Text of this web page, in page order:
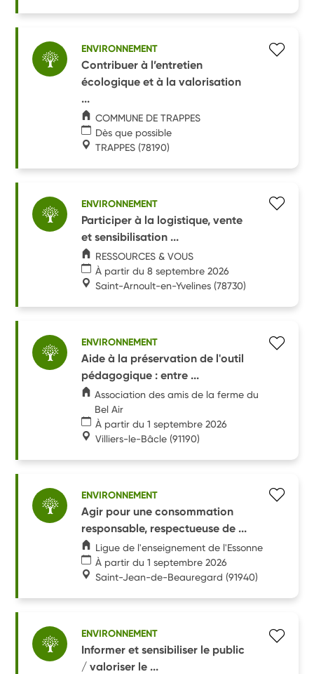
ENVIRONNEMENT
Contribuer à l’entretien
écologique et à la valorisation
...
COMMUNE DE TRAPPES
Dès que possible
TRAPPES (78190)
ENVIRONNEMENT
Participer à la logistique, vente
et sensibilisation ...
RESSOURCES & VOUS
À partir du 8 septembre 2026
Saint-Arnoult-en-Yvelines (78730)
ENVIRONNEMENT
Aide à la préservation de l'outil
pédagogique : entre ...
Association des amis de la ferme du
Bel Air
À partir du 1 septembre 2026
Villiers-le-Bâcle (91190)
ENVIRONNEMENT
Agir pour une consommation
responsable, respectueuse de ...
Ligue de l'enseignement de l'Essonne
À partir du 1 septembre 2026
Saint-Jean-de-Beauregard (91940)
ENVIRONNEMENT
Informer et sensibiliser le public
/ valoriser le ...